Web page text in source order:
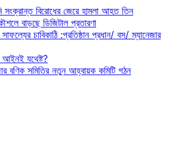
সংক্রান্ত বিরোধের জেরে হামলা আহত তিন
বাড়ছে ডিজিটাল প্রতারণা
চাবিকাঠি :প্রতিষ্ঠান প্রধান/ বস/ ম্যানেজার
আইনই যথেষ্ট?
বণিক সমিতির নতুন আহ্বায়ক কমিটি গঠন